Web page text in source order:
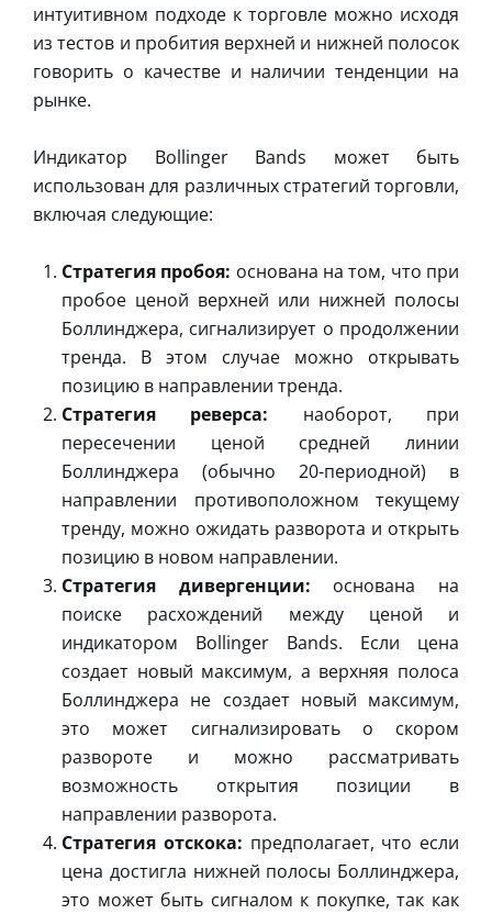
интуитивном подходе к торговле можно исходя
из тестов и пробития верхней и нижней полосок
говорить о качестве и наличии тенденции на
рынке.
Индикатор Bollinger Bands может быть
использован для различных стратегий торговли,
включая следующие:
Стратегия пробоя: основана на том, что при
пробое ценой верхней или нижней полосы
Боллинджера, сигнализирует о продолжении
тренда. В этом случае можно открывать
позицию в направлении тренда.
Стратегия реверса: наоборот, при
пересечении ценой средней линии
Боллинджера (обычно 20-периодной) в
направлении противоположном текущему
тренду, можно ожидать разворота и открыть
позицию в новом направлении.
Стратегия дивергенции: основана на
поиске расхождений между ценой и
индикатором Bollinger Bands. Если цена
создает новый максимум, а верхняя полоса
Боллинджера не создает новый максимум,
это может сигнализировать о скором
развороте и можно рассматривать
возможность открытия позиции в
направлении разворота.
Стратегия отскока: предполагает, что если
цена достигла нижней полосы Боллинджера,
это может быть сигналом к покупке, так как